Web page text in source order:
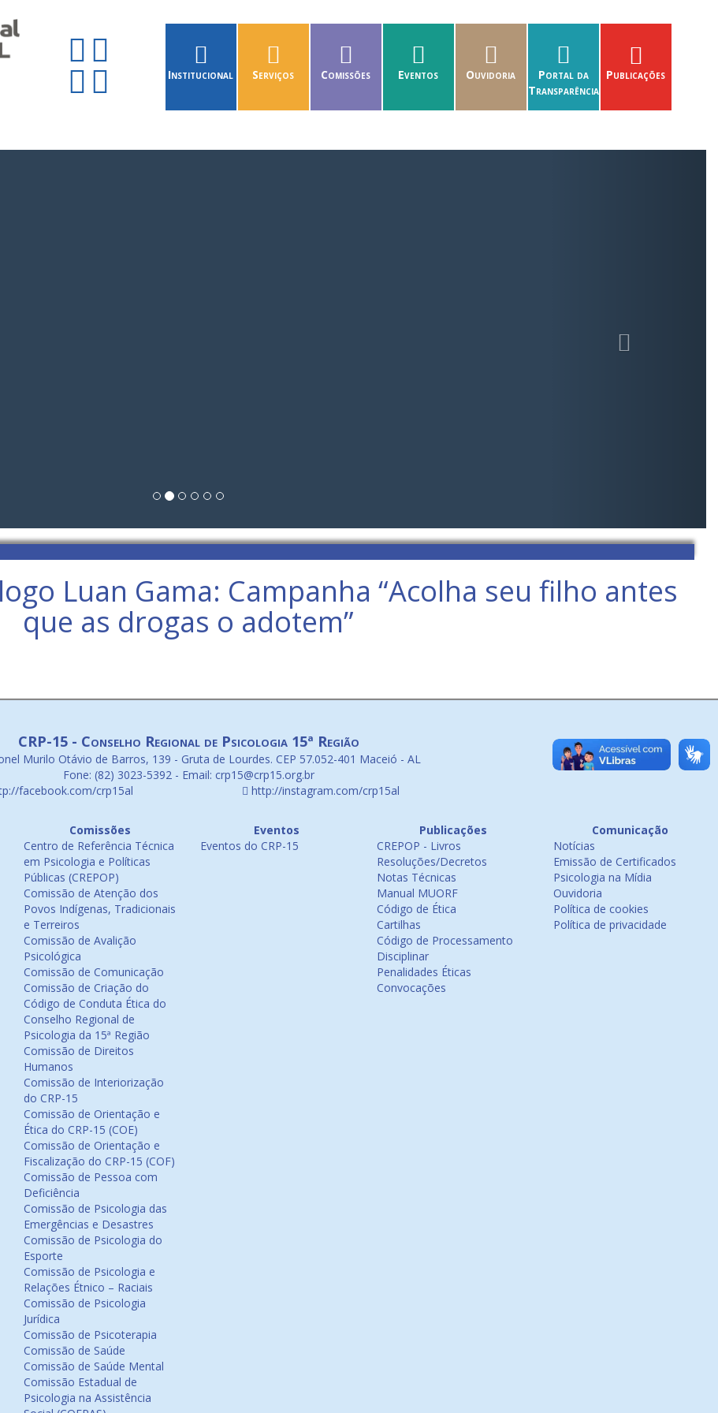
Institucional Serviços Comissões Eventos Ouvidoria
Portal da
Transparência
Publicações
Luan Gama: Campanha “Acolha seu filho antes
que as drogas o adotem”
CRP-15 - Conselho Regional de Psicologia 15ª Região
Murilo Otávio de Barros, 139 - Gruta de Lourdes. CEP 57.052-401 Maceió - AL
Fone: (82) 3023-5392 - Email: crp15@crp15.org.br
facebook.com/crp15al
http://instagram.com/crp15al
Comissões
Centro de Referência Técnica
em Psicologia e Políticas
Públicas (CREPOP)
Comissão de Atenção dos
Povos Indígenas, Tradicionais
e Terreiros
Comissão de Avalição
Psicológica
Comissão de Comunicação
Comissão de Criação do
Código de Conduta Ética do
Conselho Regional de
Psicologia da 15ª Região
Comissão de Direitos
Humanos
Comissão de Interiorização
do CRP-15
Comissão de Orientação e
Ética do CRP-15 (COE)
Comissão de Orientação e
Fiscalização do CRP-15 (COF)
Comissão de Pessoa com
Deficiência
Comissão de Psicologia das
Emergências e Desastres
Comissão de Psicologia do
Esporte
Comissão de Psicologia e
Relações Étnico – Raciais
Comissão de Psicologia
Jurídica
Comissão de Psicoterapia
Comissão de Saúde
Comissão de Saúde Mental
Comissão Estadual de
Psicologia na Assistência
Eventos
Eventos do CRP-15
Publicações
CREPOP - Livros
Resoluções/Decretos
Notas Técnicas
Manual MUORF
Código de Ética
Cartilhas
Código de Processamento
Disciplinar
Penalidades Éticas
Convocações
Comunicação
Notícias
Emissão de Certificados
Psicologia na Mídia
Ouvidoria
Política de cookies
Política de privacidade